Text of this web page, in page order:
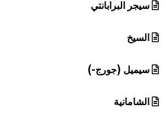
سيجر البرابانتي
السيخ
سيميل (جورج-)
الشامانية